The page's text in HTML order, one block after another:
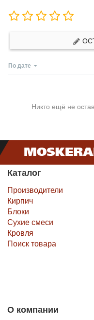
По дате
Никто ещё не
Каталог
Производители
Кирпич
Блоки
Сухие смеси
Кровля
Поиск товара
О компании